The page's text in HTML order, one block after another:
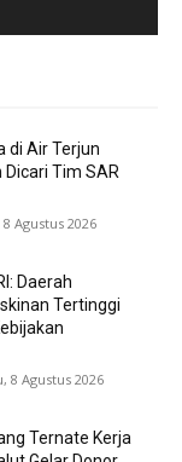
di Air Terjun
Dicari Tim SAR
8 Agustus 2026
Daerah
Tertinggi
8 Agustus 2026
Ternate Kerja